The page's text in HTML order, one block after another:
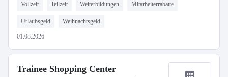
Vollzeit Teilzeit Weiterbildungen Mitarbeiterrabatte
Urlaubsgeld Weihnachtsgeld
01.08.2026
Trainee Shopping Center